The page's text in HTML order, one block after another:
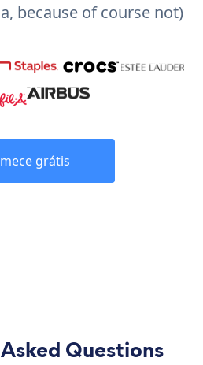
because of course not)
grátis
Questions